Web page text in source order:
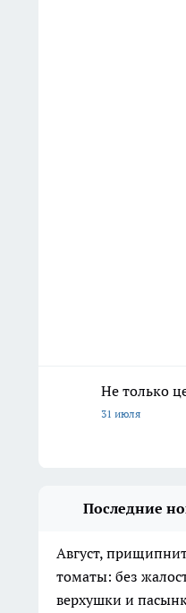
Не только
31 июля
Последние
Август,
томаты: без
верхушки и